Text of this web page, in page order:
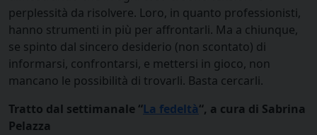
perplessità da risolvere. Loro, in quanto professionisti,
hanno strumenti in più per affrontarli. Ma a chiunque,
se spinto dal sincero desiderio (non scontato) di
informarsi, confrontarsi, e mettersi in gioco, non
mancano le possibilità di trovarli. Basta cercarli.
Tratto dal settimanale “La fedeltà“, a cura di Sabrina
Pelazza